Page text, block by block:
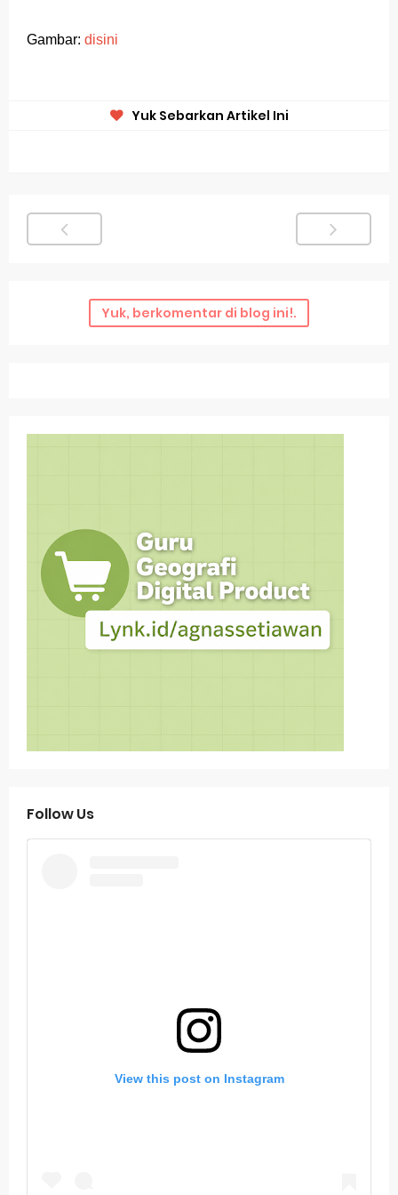
Gambar: disini
Yuk Sebarkan Artikel Ini
Yuk, berkomentar di blog ini!.
Follow Us
View this post on Instagram